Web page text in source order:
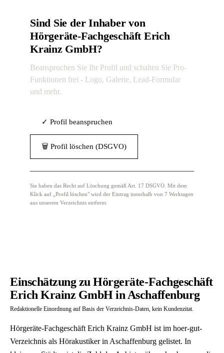
Sind Sie der Inhaber von
Hörgeräte-Fachgeschäft Erich
Krainz GmbH?
Beanspruchen Sie Ihr Profil und schalten Sie Pro-
Funktionen frei - Logo, Galerie, Lead-Formular
und mehr.
✓ Profil beanspruchen
🗑 Profil löschen (DSGVO)
Sie haben das Recht auf Löschung gemäß Art. 17 DSGVO. Mit dem
Klick auf „Profil löschen" wird der Eintrag innerhalb von 7 Werktagen
aus unserem Verzeichnis entfernt.
Einschätzung zu Hörgeräte-Fachgeschäft
Erich Krainz GmbH in Aschaffenburg
Redaktionelle Einordnung auf Basis der Verzeichnis-Daten, kein Kundenzitat.
Hörgeräte-Fachgeschäft Erich Krainz GmbH ist im hoer-gut-
Verzeichnis als Hörakustiker in Aschaffenburg gelistet. In